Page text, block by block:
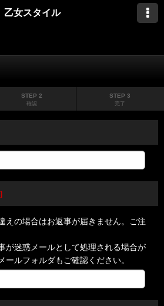
乙女スタイル
STEP 2
確認
STEP 3
完了
]
えの場合はお返事が届きません。ご注
が迷惑メールとして処理される場合が
ールフォルダもご確認ください。